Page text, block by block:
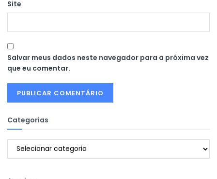
Site
Salvar meus dados neste navegador para a próxima vez
que eu comentar.
Categorias
Categorias